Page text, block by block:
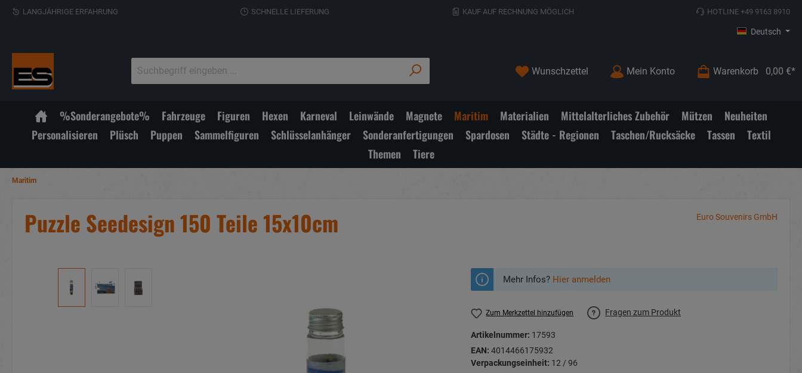
LANGJÄHRIGE ERFAHRUNG SCHNELLE LIEFERUNG KAUF AUF RECHNUNG MÖGLICH HOTLINE +49 9163 8910
Deutsch
Wunschzettel Mein Konto Warenkorb 0,00 €*
%Sonderangebote% Fahrzeuge Figuren Hexen Karneval Leinwände Magnete Maritim Materialien Mittelalterliches Zubehör Mützen
Neuheiten
Personalisieren
Plüsch Puppen Sammelfiguren Schlüsselanhänger Sonderanfertigungen Spardosen Städte - Regionen Taschen/Rucksäcke Tassen
Textil
Themen
Tiere
Maritim
Puzzle Seedesign 150 Teile 15x10cm Euro Souvenirs GmbH
Mehr Infos? Hier anmelden
Zum Merkzettel hinzufügen Fragen zum Produkt
Artikelnummer: 17593
EAN: 4014466175932
Verpackungseinheit: 12 / 96